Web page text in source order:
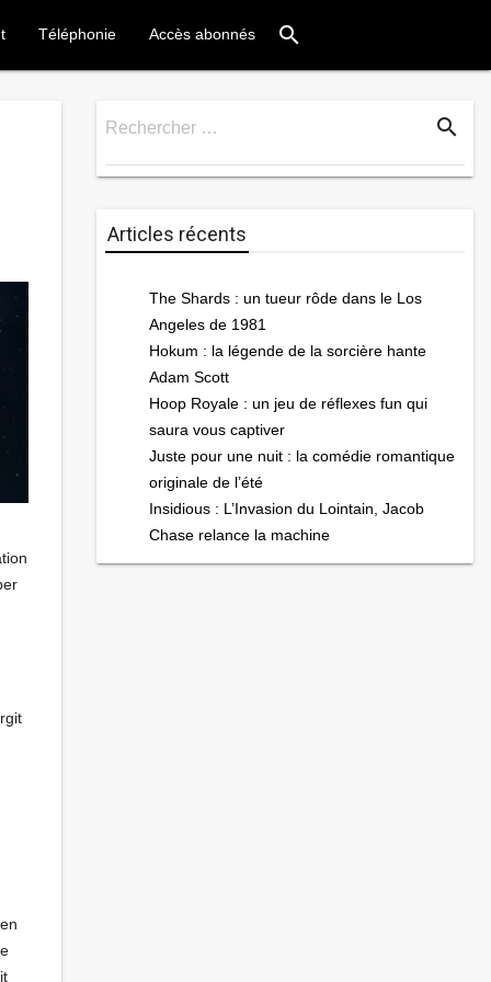
Téléphonie Accès abonnés search
Rechercher … search
Articles récents
The Shards : un tueur rôde dans le Los
Angeles de 1981
Hokum : la légende de la sorcière hante
Adam Scott
Hoop Royale : un jeu de réflexes fun qui
saura vous captiver
Juste pour une nuit : la comédie romantique
originale de l’été
Insidious : L’Invasion du Lointain, Jacob
Chase relance la machine